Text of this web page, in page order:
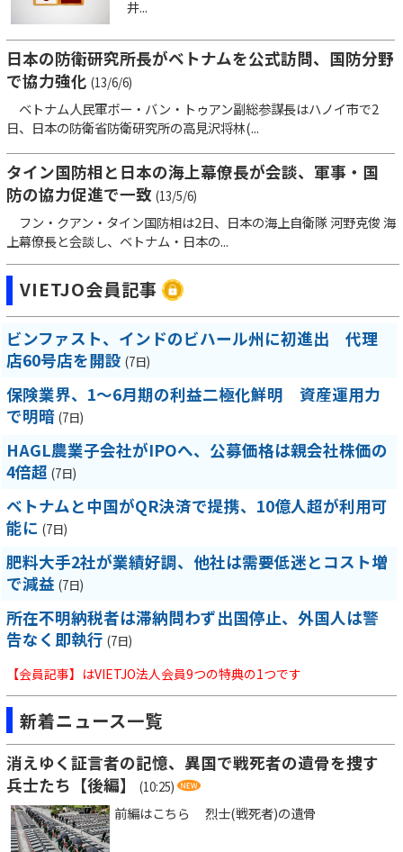
井...
日本の防衛研究所長がベトナムを公式訪問、国防分野
で協力強化 (13/6/6)
ベトナム人民軍ボー・バン・トゥアン副総参謀長はハノイ市で2
日、日本の防衛省防衛研究所の高見沢将林(...
タイン国防相と日本の海上幕僚長が会談、軍事・国
防の協力促進で一致 (13/5/6)
フン・クアン・タイン国防相は2日、日本の海上自衛隊 河野克俊 海
上幕僚長と会談し、ベトナム・日本の...
VIETJO会員記事
ビンファスト、インドのビハール州に初進出 代理
店60号店を開設 (7日)
保険業界、1～6月期の利益二極化鮮明 資産運用力
で明暗 (7日)
HAGL農業子会社がIPOへ、公募価格は親会社株価の
4倍超 (7日)
ベトナムと中国がQR決済で提携、10億人超が利用可
能に (7日)
肥料大手2社が業績好調、他社は需要低迷とコスト増
で減益 (7日)
所在不明納税者は滞納問わず出国停止、外国人は警
告なく即執行 (7日)
【会員記事】はVIETJO法人会員9つの特典の1つです
新着ニュース一覧
消えゆく証言者の記憶、異国で戦死者の遺骨を捜す
兵士たち【後編】
(10:25)
前編はこちら 烈士(戦死者)の遺骨